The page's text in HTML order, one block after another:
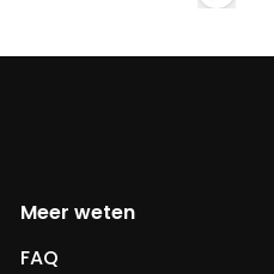
Meer weten
FAQ